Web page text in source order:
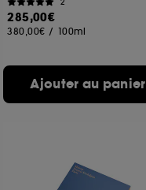
285,00€
380,00€ / 100ml
Ajouter au panier